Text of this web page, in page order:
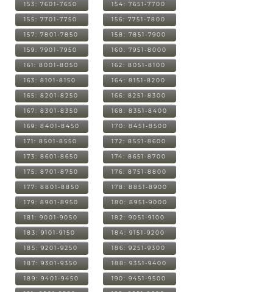
153: 7601-7650 154: 7651-7700
155: 7701-7750 156: 7751-7800
157: 7801-7850 158: 7851-7900
159: 7901-7950 160: 7951-8000
161: 8001-8050 162: 8051-8100
163: 8101-8150 164: 8151-8200
165: 8201-8250 166: 8251-8300
167: 8301-8350 168: 8351-8400
169: 8401-8450 170: 8451-8500
171: 8501-8550 172: 8551-8600
173: 8601-8650 174: 8651-8700
175: 8701-8750 176: 8751-8800
177: 8801-8850 178: 8851-8900
179: 8901-8950 180: 8951-9000
181: 9001-9050 182: 9051-9100
183: 9101-9150 184: 9151-9200
185: 9201-9250 186: 9251-9300
187: 9301-9350 188: 9351-9400
189: 9401-9450 190: 9451-9500